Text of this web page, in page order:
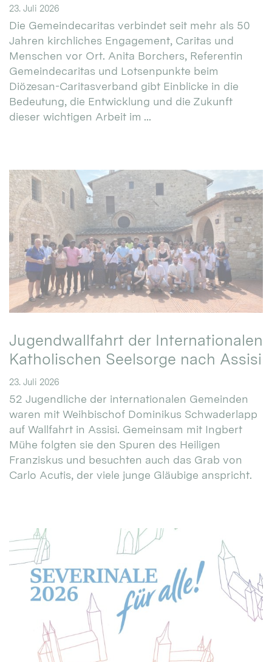
23. Juli 2026
Die Gemeindecaritas verbindet seit mehr als 50
Jahren kirchliches Engagement, Caritas und
Menschen vor Ort. Anita Borchers, Referentin
Gemeindecaritas und Lotsenpunkte beim
Diözesan-Caritasverband gibt Einblicke in die
Bedeutung, die Entwicklung und die Zukunft
dieser wichtigen Arbeit im ...
Jugendwallfahrt der Internationalen
Katholischen Seelsorge nach Assisi
23. Juli 2026
52 Jugendliche der internationalen Gemeinden
waren mit Weihbischof Dominikus Schwaderlapp
auf Wallfahrt in Assisi. Gemeinsam mit Ingbert
Mühe folgten sie den Spuren des Heiligen
Franziskus und besuchten auch das Grab von
Carlo Acutis, der viele junge Gläubige anspricht.